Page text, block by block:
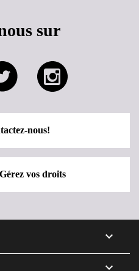
sur
nous!
Gérez vos droits

